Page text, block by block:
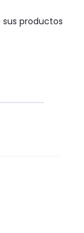
productos